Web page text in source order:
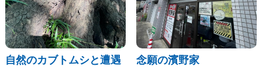
自然のカブトムシと遭遇 念願の濱野家